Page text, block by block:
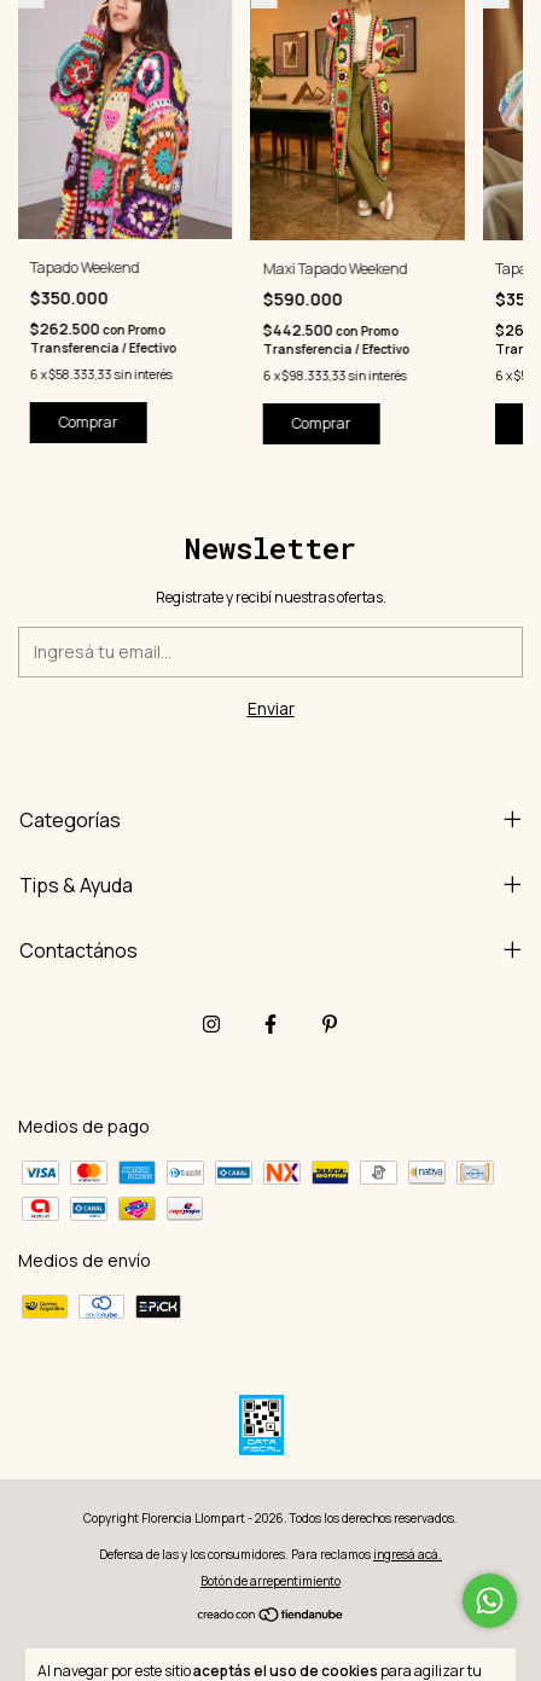
Al navegar por este sitioaceptás el uso de cookies para agilizar tu
Tapado Weekend
$350.000
$262.500 con Promo
Transferencia / Efectivo
6 x$58.333,33 sin interés
Comprar
Maxi Tapado Weekend
$590.000
$442.500 con Promo
Transferencia / Efectivo
6x$98.333,33sin interés
Comprar
6 x
Newsletter
Registrate y recibí nuestras ofertas.
Categorías
Tips & Ayuda
Contactános
Medios de pago
Medios de envío
Copyright Florencia Llompart - 2026. Todos los derechos reservados.
Defensa de las y los consumidores. Para reclamos ingresá acá.
Botón de arrepentimiento